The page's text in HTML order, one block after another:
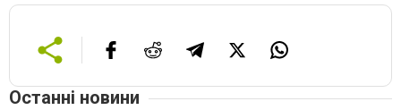
Останні новини